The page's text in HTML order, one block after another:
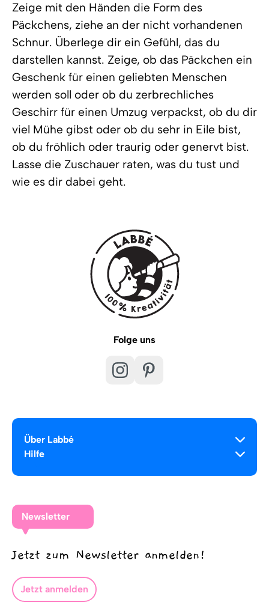
Zeige mit den Händen die Form des
Päckchens, ziehe an der nicht vorhandenen
Schnur. Überlege dir ein Gefühl, das du
darstellen kannst. Zeige, ob das Päckchen ein
Geschenk für einen geliebten Menschen
werden soll oder ob du zerbrechliches
Geschirr für einen Umzug verpackst, ob du dir
viel Mühe gibst oder ob du sehr in Eile bist,
ob du fröhlich oder traurig oder genervt bist.
Lasse die Zuschauer raten, was du tust und
wie es dir dabei geht.
Folge uns
Über Labbé
Hilfe
Newsletter
Jetzt zum Newsletter anmelden!
Jetzt anmelden